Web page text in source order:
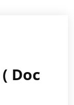
Doc